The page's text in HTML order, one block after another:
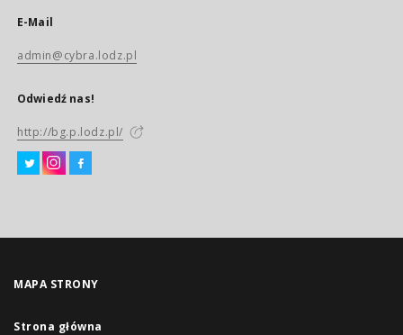
E-Mail
admin@cybra.lodz.pl
Odwiedź nas!
http://bg.p.lodz.pl/
MAPA STRONY
Strona główna